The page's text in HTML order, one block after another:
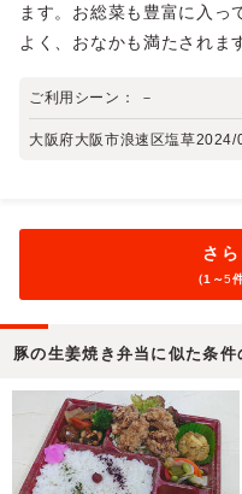
ます。お総菜も豊富に入っ
よく、おなかも満たされま
ご利用シーン： －
大阪府大阪市浪速区塩草2024/
さ
（1～5
豚の生姜焼き弁当に似た条件